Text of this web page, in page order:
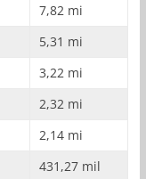
7,82 mi
5,31 mi
3,22 mi
2,32 mi
2,14 mi
431,27 mil